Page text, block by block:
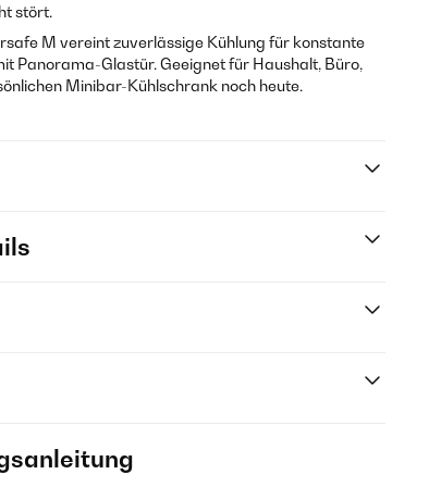
stört.
M vereint zuverlässige Kühlung für konstante
Panorama-Glastür. Geeignet für Haushalt, Büro,
Minibar-Kühlschrank noch heute.